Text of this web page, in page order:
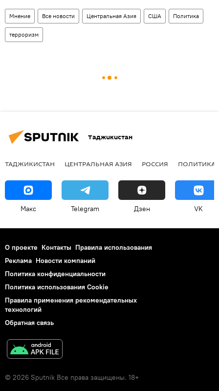
Мнение Все новости Центральная Азия США Политика
терроризм
Таджикистан
ТАДЖИКИСТАН ЦЕНТРАЛЬНАЯ АЗИЯ РОССИЯ ПОЛИТИКА
Макс Telegram Дзен VK
О проекте Контакты Правила использования
Реклама Новости компаний
Политика конфиденциальности
Политика использования Cookie
Правила применения рекомендательных
технологий
Обратная связь
© 2026 Sputnik Все права защищены. 18+